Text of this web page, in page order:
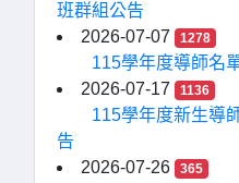
班群組公告
2026-07-07
1278
115學年度導師名
2026-07-17
1136
115學年度新生導
告
2026-07-26
365